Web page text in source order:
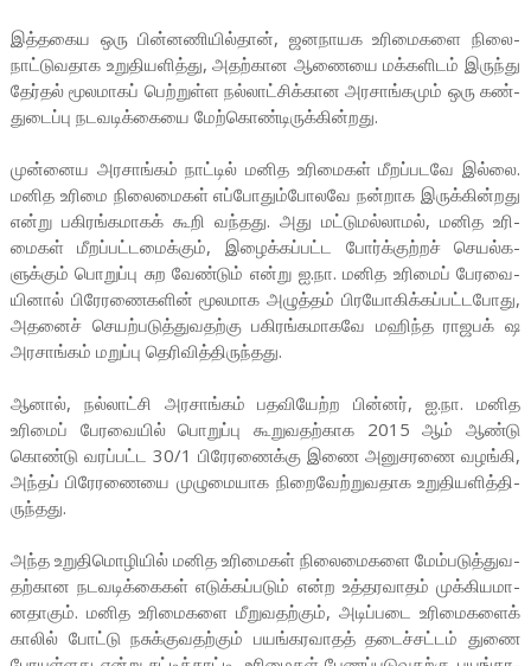
இத்­த­கைய ஒரு பின்­ன­ணி­யில்தான், ஜன­நா­யக உரி­மை­களை நிலை­
நாட்­டு­வ­தாக உறு­தி­ய­ளித்து, அதற்­கான ஆணையை மக்­க­ளிடம் இருந்து
தேர்தல் மூல­மாகப் பெற்­றுள்ள நல்­லாட்­சிக்­கான அர­சாங்­கமும் ஒரு கண்­
து­டைப்பு நட­வ­டிக்­கையை மேற்­கொண்­டி­ருக்­கின்­றது.
முன்­னைய அர­சாங்கம் நாட்டில் மனித உரி­மைகள் மீறப்­ப­டவே இல்லை.
மனித உரிமை நிலை­மைகள் எப்­போ­தும்­போ­லவே நன்­றாக இருக்­கின்­றது
என்று பகி­ரங்­க­மாகக் கூறி வந்­தது. அது மட்­டு­மல்­லாமல், மனித உரி­
மைகள் மீறப்­பட்­ட­மைக்கும், இழைக்­கப்­பட்ட போர்க்­குற்றச் செயல்­க­
ளுக்கும் பொறுப்பு சுற வேண்டும் என்று ஐ.நா. மனித உரிமைப் பேர­வை­
யினால் பிரே­ர­ணை­களின் மூல­மாக அழுத்தம் பிர­யோ­கிக்­கப்­பட்­ட­போது,
அதனைச் செயற்­ப­டுத்­து­வ­தற்கு பகி­ரங்­க­மா­கவே மஹிந்த ராஜ­பக் ஷ
அர­சாங்கம் மறுப்பு தெரி­வித்­தி­ருந்­தது.
ஆனால், நல்­லாட்சி அர­சாங்கம் பத­வி­யேற்ற பின்னர், ஐ.நா. மனித
உரிமைப் பேர­வையில் பொறுப்பு கூறு­வ­தற்­காக 2015 ஆம் ஆண்டு
கொண்டு வரப்­பட்ட 30/1 பிரே­ர­ணைக்கு இணை அனு­ச­ரணை வழங்கி,
அந்தப் பிரே­ர­ணையை முழு­மை­யாக நிறை­வேற்­று­வ­தாக உறு­தி­ய­ளித்­தி­
ருந்­தது.
அந்த உறு­தி­மொ­ழியில் மனித உரி­மைகள் நிலை­மை­களை மேம்­ப­டுத்­து­வ­
தற்­கான நட­வ­டிக்­கை­கள் எடுக்­கப்­படும் என்ற உத்­த­ர­வாதம் முக்­கி­ய­மா­
ன­தாகும். மனித உரி­மை­களை மீறு­வ­தற்கும், அடிப்­படை உரி­மை­களைக்
காலில் போட்டு நசுக்­கு­வ­தற்கும் பயங்­க­ர­வாதத் தடைச்­சட்டம் துணை